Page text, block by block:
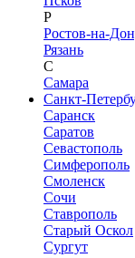
Р
Ростов-на-
Рязань
С
Самара
Санкт-
Саранск
Саратов
Севастополь
Симферополь
Смоленск
Сочи
Ставрополь
Старый Оскол
Сургут